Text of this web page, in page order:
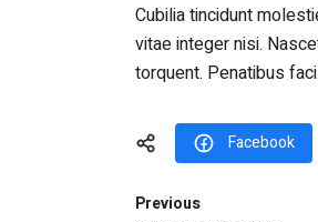
Cubilia tincidunt
vitae integer nisi.
torquent. Penatibus
Facebook
Previous